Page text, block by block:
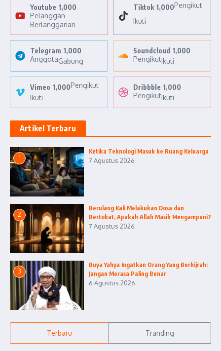
Youtube 1,000
Pelanggan
Berlangganan
Tiktok 1,000Pengikut
Ikuti
Telegram 1,000
AnggotaGabung
Soundcloud 1,000
PengikutIkuti
Vimeo 1,000Pengikut
Ikuti
Dribbble 1,000
PengikutIkuti
Artikel Terbaru
1
Ketika Teknologi Masuk ke Ruang Keluarga
7 Agustus 2026
2
Berulang Kali Melakukan Dosa dan
Bertobat, Apakah Allah Masih Mengampuni?
7 Agustus 2026
3
Buya Yahya Ingatkan Orang Yang Berhijrah:
Jangan Merasa Paling Benar
6 Agustus 2026
Terbaru Tranding